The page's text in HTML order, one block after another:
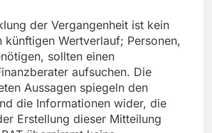
der Vergangenheit ist kein
künftigen Wertverlauf; Personen,
sollten einen
aufsuchen. Die
Aussagen spiegeln den
die Informationen wider, die
Erstellung dieser Mitteilung